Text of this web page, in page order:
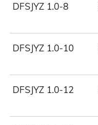
DFSJYZ 1.0-8
DFSJYZ 1.0-10
DFSJYZ 1.0-12